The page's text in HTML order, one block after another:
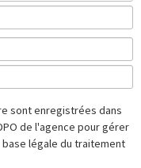
sont enregistrées dans
de l'agence pour gérer
légale du traitement